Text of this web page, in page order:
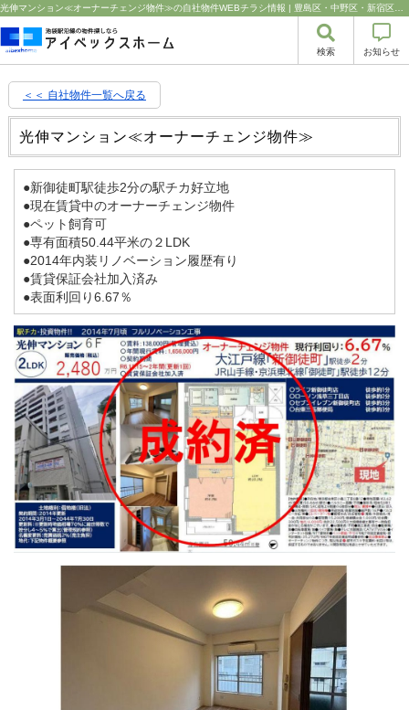
検索 お知らせ
＜＜ 自社物件一覧へ戻る
光伸マンション≪オーナーチェンジ物件≫
●新御徒町駅徒歩2分の駅チカ好立地
●現在賃貸中のオーナーチェンジ物件
●ペット飼育可
●専有面積50.44平米の２LDK
●2014年内装リノベーション履歴有り
●賃貸保証会社加入済み
●表面利回り6.67％